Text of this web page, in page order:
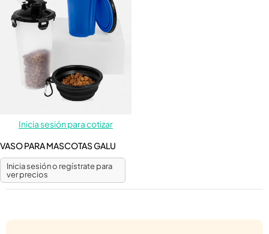
Inicia sesión para cotizar
VASO PARA MASCOTAS GALU
Inicia sesión o regístrate para
ver precios